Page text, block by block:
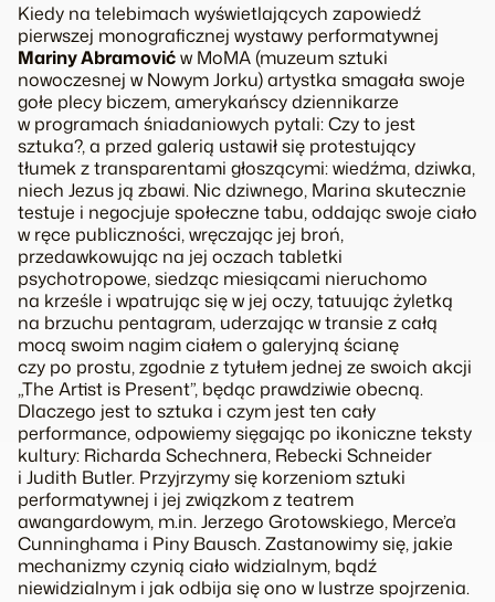
Kiedy na telebimach wyświetlających zapowiedź
pierwszej monograficznej wystawy performatywnej
Mariny Abramovićw MoMA (muzeum sztuki
nowoczesnej w Nowym Jorku) artystka smagała swoje
gołe plecy biczem, amerykańscy dziennikarze
w programach śniadaniowych pytali:Czy to jest
sztuka?, a przed galerią ustawił się protestujący
tłumek z transparentami głoszącymi:wiedźma, dziwka,
niech Jezus ją zbawi. Nic dziwnego, Marina skutecznie
testuje i negocjuje społeczne tabu, oddając swoje ciało
w ręce publiczności, wręczając jej broń,
przedawkowując na jej oczach tabletki
psychotropowe, siedząc miesiącami nieruchomo
na krześle i wpatrując się w jej oczy, tatuując żyletką
na brzuchu pentagram, uderzając w transie z całą
mocą swoim nagim ciałem o galeryjną ścianę
czy po prostu, zgodnie z tytułem jednej ze swoich akcji
„The Artist is Present”, będąc prawdziwie obecną.
Dlaczego jest to sztuka i czym jest ten cały
performance, odpowiemy sięgając po ikoniczne teksty
kultury: Richarda Schechnera, Rebecki Schneider
i Judith Butler. Przyjrzymy się korzeniom sztuki
performatywnej i jej związkom z teatrem
awangardowym, m.in. Jerzego Grotowskiego, Merce’a
Cunninghama i Piny Bausch. Zastanowimy się, jakie
mechanizmy czynią ciało widzialnym, bądź
niewidzialnym i jak odbija się ono w lustrze spojrzenia.